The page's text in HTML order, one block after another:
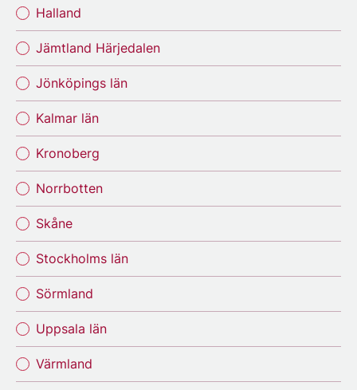
Halland
Jämtland Härjedalen
Jönköpings län
Kalmar län
Kronoberg
Norrbotten
Skåne
Stockholms län
Sörmland
Uppsala län
Värmland